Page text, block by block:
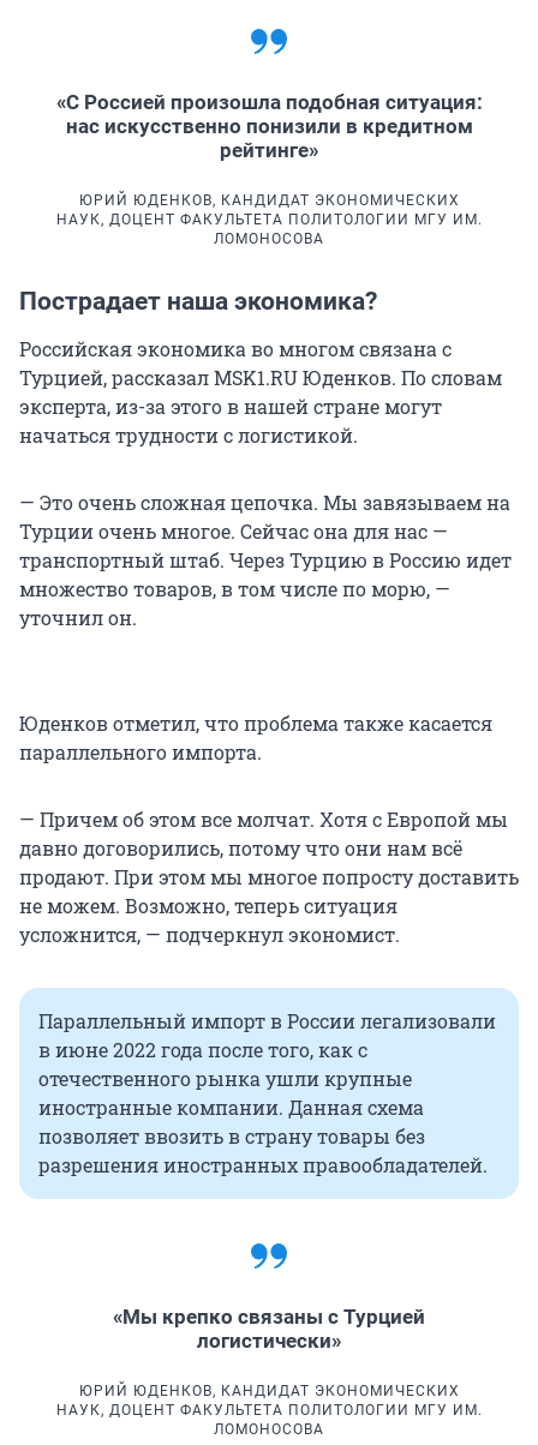
«С Россией произошла подобная ситуация:
нас искусственно понизили в кредитном
рейтинге»
ЮРИЙ ЮДЕНКОВ, КАНДИДАТ ЭКОНОМИЧЕСКИХ
НАУК, ДОЦЕНТ ФАКУЛЬТЕТА ПОЛИТОЛОГИИ МГУ ИМ.
ЛОМОНОСОВА
Пострадает наша экономика?
Российская экономика во многом связана с
Турцией, рассказал MSK1.RU Юденков. По словам
эксперта, из-за этого в нашей стране могут
начаться трудности с логистикой.
— Это очень сложная цепочка. Мы завязываем на
Турции очень многое. Сейчас она для нас —
транспортный штаб. Через Турцию в Россию идет
множество товаров, в том числе по морю, —
уточнил он.
Юденков отметил, что проблема также касается
параллельного импорта.
— Причем об этом все молчат. Хотя с Европой мы
давно договорились, потому что они нам всё
продают. При этом мы многое попросту доставить
не можем. Возможно, теперь ситуация
усложнится, — подчеркнул экономист.
Параллельный импорт в России легализовали
в июне 2022 года после того, как с
отечественного рынка ушли крупные
иностранные компании. Данная схема
позволяет ввозить в страну товары без
разрешения иностранных правообладателей.
«Мы крепко связаны с Турцией
логистически»
ЮРИЙ ЮДЕНКОВ, КАНДИДАТ ЭКОНОМИЧЕСКИХ
НАУК, ДОЦЕНТ ФАКУЛЬТЕТА ПОЛИТОЛОГИИ МГУ ИМ.
ЛОМОНОСОВА